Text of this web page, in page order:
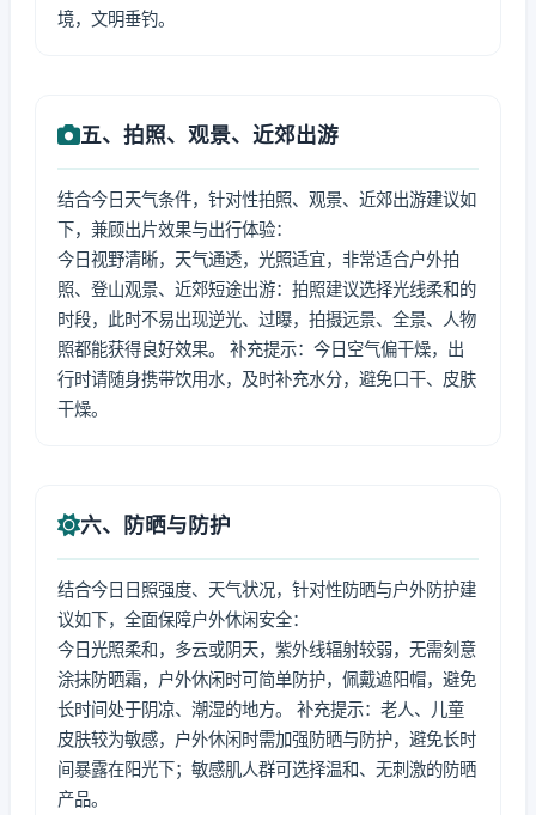
境，文明垂钓。
五、拍照、观景、近郊出游
结合今日天气条件，针对性拍照、观景、近郊出游建议如
下，兼顾出片效果与出行体验：
今日视野清晰，天气通透，光照适宜，非常适合户外拍
照、登山观景、近郊短途出游：拍照建议选择光线柔和的
时段，此时不易出现逆光、过曝，拍摄远景、全景、人物
照都能获得良好效果。 补充提示：今日空气偏干燥，出
行时请随身携带饮用水，及时补充水分，避免口干、皮肤
干燥。
六、防晒与防护
结合今日日照强度、天气状况，针对性防晒与户外防护建
议如下，全面保障户外休闲安全：
今日光照柔和，多云或阴天，紫外线辐射较弱，无需刻意
涂抹防晒霜，户外休闲时可简单防护，佩戴遮阳帽，避免
长时间处于阴凉、潮湿的地方。 补充提示：老人、儿童
皮肤较为敏感，户外休闲时需加强防晒与防护，避免长时
间暴露在阳光下；敏感肌人群可选择温和、无刺激的防晒
产品。